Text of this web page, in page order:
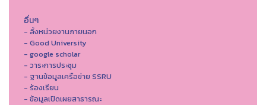
อื่นๆ
- ลิ้งหน่วยงานภายนอก
- Good University
- google scholar
- วาระการประชุม
- ฐานข้อมูลเครือข่าย SSRU
- ร้องเรียน
- ข้อมูลเปิดเผยสาธารณะ